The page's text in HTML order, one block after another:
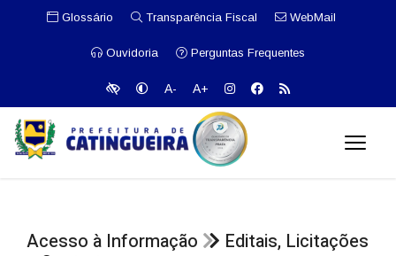
Glossário Transparência Fiscal WebMail
Ouvidoria Perguntas Frequentes
A- A+
Acesso à Informação
Editais, Licitações